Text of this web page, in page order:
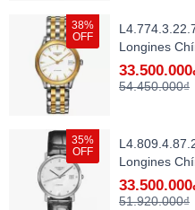
38%
OFF
Longines
33.500.000
54.450.000₫
35%
OFF
Longines
33.500.000
51.920.000₫